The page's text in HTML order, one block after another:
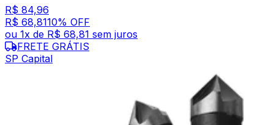
R$ 84,96
R$ 68,8110% OFF
ou 1x de R$ 68,81 sem juros
FRETE GRÁTIS
SP Capital